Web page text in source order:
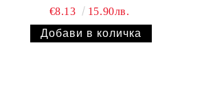
€8.13
15.90лв.